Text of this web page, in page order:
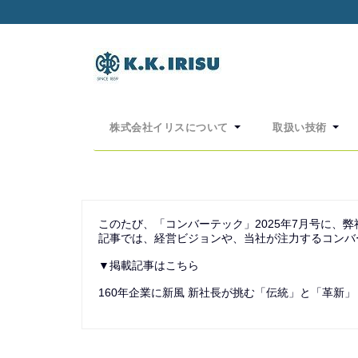
to
株式会社イリスについて 取扱い技術
このたび、「コンバーテック」2025年7月号に、
記事では、経営ビジョンや、当社が注力するコン
▼掲載記事はこちら
160年企業に新風 新社長が挑む「伝統」と「革新」